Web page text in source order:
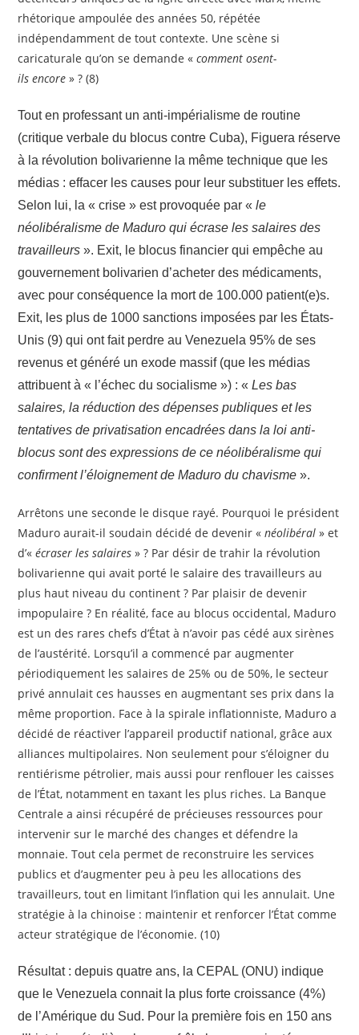
rhétorique ampoulée des années 50, répétée
indépendamment de tout contexte. Une scène si
caricaturale qu’on se demande «comment osent-
ils encore » ? (8)
Tout en professant un anti-impérialisme de routine
(critique verbale du blocus contre Cuba), Figuera réserve
à la révolution bolivarienne la même technique que les
médias : effacer les causes pour leur substituer les effets.
Selon lui, la « crise » est provoquée par « le
néolibéralisme de Maduro qui écrase les salaires des
travailleurs». Exit, le blocus financier qui empêche au
gouvernement bolivarien d’acheter des médicaments,
avec pour conséquence la mort de 100.000 patient(e)s.
Exit, les plus de 1000 sanctions imposées par les États-
Unis (9) qui ont fait perdre au Venezuela 95% de ses
revenus et généré un exode massif (que les médias
attribuent à « l’échec du socialisme ») : «Les bas
salaires, la réduction des dépenses publiques et les
tentatives de privatisation encadrées dans la loi anti-
blocus sont des expressions de ce néolibéralisme qui
confirment l’éloignement de Maduro du chavisme ».
Arrêtons une seconde le disque rayé. Pourquoi le président
Maduro aurait-il soudain décidé de devenir «néolibéral » et
d’« écraser les salaires » ? Par désir de trahir la révolution
bolivarienne qui avait porté le salaire des travailleurs au
plus haut niveau du continent ? Par plaisir de devenir
impopulaire ? En réalité, face au blocus occidental, Maduro
est un des rares chefs d’État à n’avoir pas cédé aux sirènes
de l’austérité. Lorsqu’il a commencé par augmenter
périodiquement les salaires de 25% ou de 50%, le secteur
privé annulait ces hausses en augmentant ses prix dans la
même proportion. Face à la spirale inflationniste, Maduro a
décidé de réactiver l’appareil productif national, grâce aux
alliances multipolaires. Non seulement pour s’éloigner du
rentiérisme pétrolier, mais aussi pour renflouer les caisses
de l’État, notamment en taxant les plus riches. La Banque
Centrale a ainsi récupéré de précieuses ressources pour
intervenir sur le marché des changes et défendre la
monnaie. Tout cela permet de reconstruire les services
publics et d’augmenter peu à peu les allocations des
travailleurs, tout en limitant l’inflation qui les annulait. Une
stratégie à la chinoise : maintenir et renforcer l’État comme
acteur stratégique de l’économie. (10)
Résultat : depuis quatre ans, la CEPAL (ONU) indique
que le Venezuela connait la plus forte croissance (4%)
de l’Amérique du Sud. Pour la première fois en 150 ans